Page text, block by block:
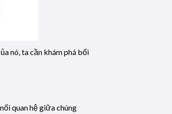
nó, ta cần khám phá bối
quan hệ giữa chúng